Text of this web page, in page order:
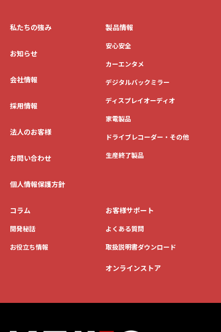
私たちの強み
お知らせ
会社情報
採用情報
法人のお客様
お問い合わせ
個人情報保護方針
製品情報
安心安全
カーエンタメ
デジタルバックミラー
ディスプレイオーディオ
家電製品
ドライブレコーダー・その他
生産終了製品
コラム
開発秘話
お役立ち情報
お客様サポート
よくある質問
取扱説明書ダウンロード
オンラインストア